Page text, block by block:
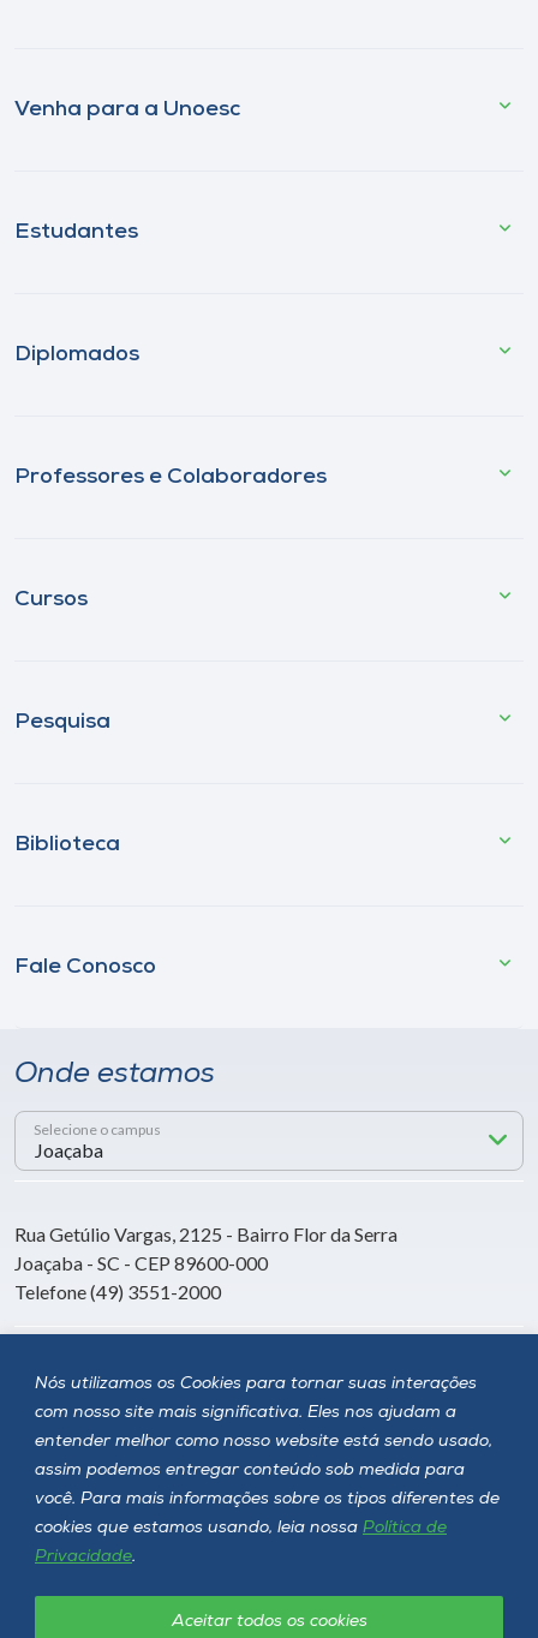
Nós utilizamos os Cookies para tornar suas interações
com nosso site mais significativa. Eles nos ajudam a
entender melhor como nosso website está sendo usado,
assim podemos entregar conteúdo sob medida para
você. Para mais informações sobre os tipos diferentes de
cookies que estamos usando, leia nossa Política de
Privacidade.
Aceitar todos os cookies
Venha para a Unoesc
Estudantes
Diplomados
Professores e Colaboradores
Cursos
Pesquisa
Biblioteca
Fale Conosco
Onde estamos
Selecione o campus
Rua Getúlio Vargas, 2125 - Bairro Flor da Serra
Joaçaba - SC - CEP 89600-000
Telefone (49) 3551-2000
Siga a Unoesc